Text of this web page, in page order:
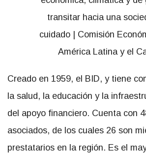
Creado en 1959, el BID, y tiene
la salud, la educación y la
del apoyo financiero. Cuenta con
asociados, de los cuales 26 son
prestatarios en la región. Es el